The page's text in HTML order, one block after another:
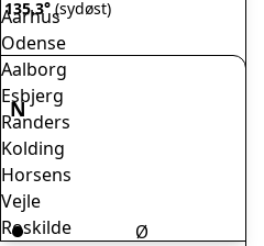
Aarhus
Odense
Aalborg
Esbjerg
Randers
Kolding
Horsens
Vejle
Roskilde
135.3°(sydøst)
N
Ø